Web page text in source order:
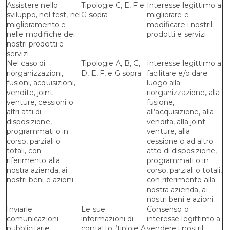
Assistere nello
sviluppo, nel test, nel
miglioramento e
nelle modifiche dei
nostri prodotti e
servizi
Tipologie C, E, F e
G sopra
Interesse legittimo a
migliorare e
modificare i nostril
prodotti e servizi.
Nel caso di
riorganizzazioni,
fusioni, acquisizioni,
vendite, joint
venture, cessioni o
altri atti di
disposizione,
programmati o in
corso, parziali o
totali, con
riferimento alla
nostra azienda, ai
nostri beni e azioni
Tipologie A, B, C,
D, E, F, e G sopra
Interesse legittimo a
facilitare e/o dare
luogo alla
riorganizzazione, alla
fusione,
all’acquisizione, alla
vendita, alla joint
venture, alla
cessione o ad altro
atto di disposizione,
programmati o in
corso, parziali o totali,
con riferimento alla
nostra azienda, ai
nostri beni e azioni.
Inviarle
comunicazioni
Le sue
informazioni di
Consenso o
interesse legittimo a